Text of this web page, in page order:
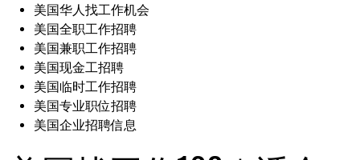
美国华人找工作机会
美国全职工作招聘
美国兼职工作招聘
美国现金工招聘
美国临时工作招聘
美国专业职位招聘
美国企业招聘信息